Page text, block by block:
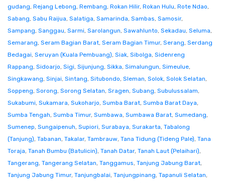
gudang, Rejang Lebong, Rembang, Rokan Hilir, Rokan Hulu, Rote Ndao,
Sabang, Sabu Raijua, Salatiga, Samarinda, Sambas, Samosir,
Sampang, Sanggau, Sarmi, Sarolangun, Sawahlunto, Sekadau, Seluma,
Semarang, Seram Bagian Barat, Seram Bagian Timur, Serang, Serdang
Bedagai, Seruyan (Kuala Pembuang), Siak, Sibolga, Sidenreng
Rappang, Sidoarjo, Sigi, Sijunjung, Sikka, Simalungun, Simeulue,
Singkawang, Sinjai, Sintang, Situbondo, Sleman, Solok, Solok Selatan,
Soppeng, Sorong, Sorong Selatan, Sragen, Subang, Subulussalam,
Sukabumi, Sukamara, Sukoharjo, Sumba Barat, Sumba Barat Daya,
Sumba Tengah, Sumba Timur, Sumbawa, Sumbawa Barat, Sumedang,
Sumenep, Sungaipenuh, Supiori, Surabaya, Surakarta, Tabalong
(Tanjung), Tabanan, Takalar, Tambrauw, Tana Tidung (Tideng Pale), Tana
Toraja, Tanah Bumbu (Batulicin), Tanah Datar, Tanah Laut (Pelaihari),
Tangerang, Tangerang Selatan, Tanggamus, Tanjung Jabung Barat,
Tanjung Jabung Timur, Tanjungbalai, Tanjungpinang, Tapanuli Selatan,